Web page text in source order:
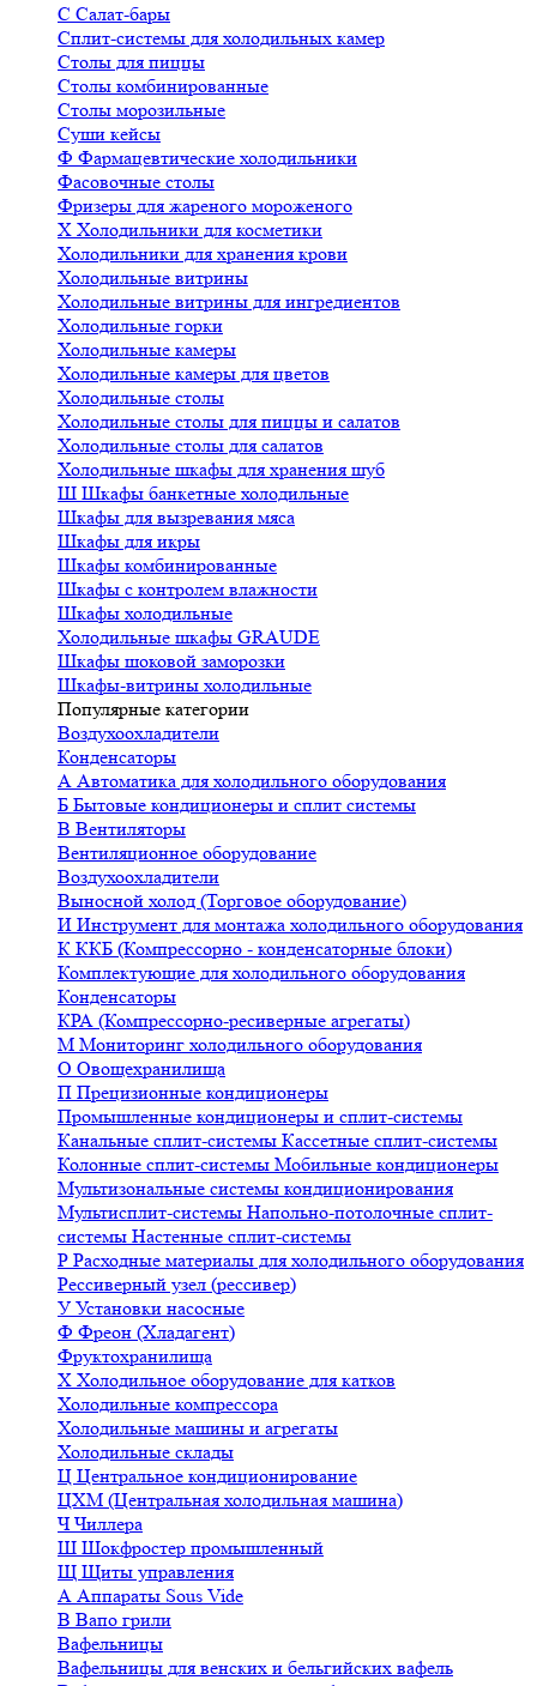
С Салат-бары
Сплит-системы для холодильных камер
Столы для пиццы
Столы комбинированные
Столы морозильные
Суши кейсы
Ф Фармацевтические холодильники
Фасовочные столы
Фризеры для жареного мороженого
Х Холодильники для косметики
Холодильники для хранения крови
Холодильные витрины
Холодильные витрины для ингредиентов
Холодильные горки
Холодильные камеры
Холодильные камеры для цветов
Холодильные столы
Холодильные столы для пиццы и салатов
Холодильные столы для салатов
Холодильные шкафы для хранения шуб
Ш Шкафы банкетные холодильные
Шкафы для вызревания мяса
Шкафы для икры
Шкафы комбинированные
Шкафы с контролем влажности
Шкафы холодильные
Холодильные шкафы GRAUDE
Шкафы шоковой заморозки
Шкафы-витрины холодильные
Популярные категории
Воздухоохладители
Конденсаторы
А Автоматика для холодильного оборудования
Б Бытовые кондиционеры и сплит системы
В Вентиляторы
Вентиляционное оборудование
Воздухоохладители
Выносной холод (Торговое оборудование)
И Инструмент для монтажа холодильного оборудования
К ККБ (Компрессорно - конденсаторные блоки)
Комплектующие для холодильного оборудования
Конденсаторы
КРА (Компрессорно-ресиверные агрегаты)
М Мониторинг холодильного оборудования
О Овощехранилища
П Прецизионные кондиционеры
Промышленные кондиционеры и сплит-системы
Канальные сплит-системы Кассетные сплит-системы
Колонные сплит-системы Мобильные кондиционеры
Мультизональные системы кондиционирования
Мультисплит-системы Напольно-потолочные сплит-
системы Настенные сплит-системы
Р Расходные материалы для холодильного оборудования
Рессиверный узел (рессивер)
У Установки насосные
Ф Фреон (Хладагент)
Фруктохранилища
Х Холодильное оборудование для катков
Холодильные компрессора
Холодильные машины и агрегаты
Холодильные склады
Ц Центральное кондиционирование
ЦХМ (Центральная холодильная машина)
ЧЧиллера
Ш Шокфростер промышленный
Щ Щиты управления
А Аппараты Sous Vide
В Вапо грили
Вафельницы
Вафельницы для венских и бельгийских вафель